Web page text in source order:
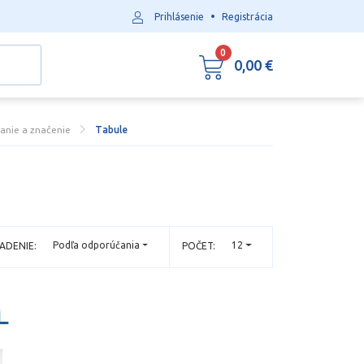
a značenie Tabule
POČET: 12
Podľa odporúčania
Prihlásenie • Registrácia
0
0,00 €